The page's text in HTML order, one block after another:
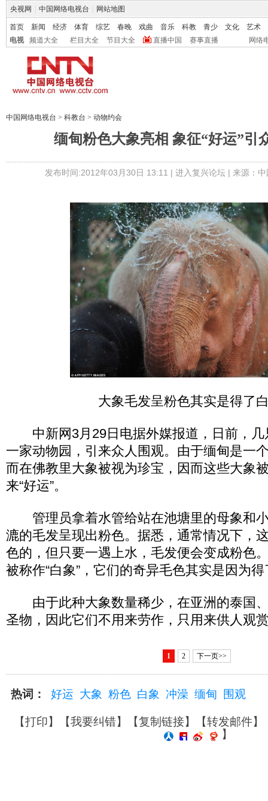
央视网 中国网络电视台 网站地图
首页 新闻 经济 体育 综艺 春晚 戏曲 音乐 科教 青少 文化
艺术
电视
频道大全 栏目大全 节目大全 直播中国 赛事直播 网络
中国网络电视台 > 科教台 > 动物约会
缅甸粉色大象亮相 象征“好运”引
发布时间:2012年03月30日 13:11 | 进入复兴论坛| 来源：
大象毛发呈粉色其实是得了
中新网3月29日电据外媒报道，日前，几
一家动物园，引来众人围观。由于缅甸是一
而在佛教里大象被视为珍宝，因而这些大象
来“好运”。
管理员拿着水管给站在池塘里的母象和小
漉的毛发呈现出粉色。据悉，通常情况下，
色的，但只要一遇上水，毛发便会变成粉色
被称作“白象”，它们的奇异毛色其实是因为
由于此种大象数量稀少，在亚洲的泰国
圣物，因此它们不用来劳作，只用来供人观
1 2 下一页>>
热词： 好运 大象 粉色 白象 冲澡 缅甸 围观
【打印】【我要纠错】【复制链接】【转发邮件】
】